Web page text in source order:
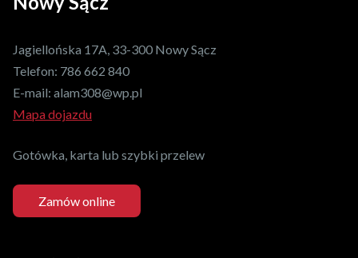
Jagiellońska 17A, 33-300 Nowy Sącz
Telefon: 786 662 840
E-mail: alam308@wp.pl
Mapa dojazdu
Gotówka, karta lub szybki przelew
Zamów online